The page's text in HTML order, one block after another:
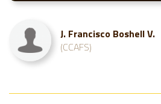
J. Francisco Boshell V.
(CCAFS)